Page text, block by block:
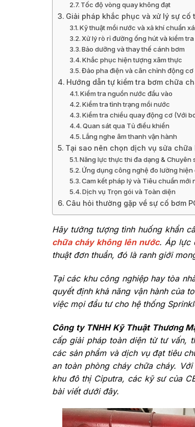
Tốc độ vòng quay không đạt
Giải pháp khắc phục và xử lý sự cố
Kỹ thuật mồi nước và xả khí chuẩn
Xử lý rò rỉ đường ống hút và kiểm
Bảo dưỡng và thay thế cánh bơm
Khắc phục hiện tượng xâm thực
Đảo pha điện và cân chỉnh động cơ
Hướng dẫn tự kiểm tra bơm chữa
Kiểm tra nguồn nước đầu vào
Kiểm tra tình trạng mồi nước
Kiểm tra chiều quay động cơ (Với
Quan sát qua Tủ điều khiển
Lắng nghe âm thanh vận hành
Tại sao nên chọn dịch vụ sửa chữa
Năng lực thực thi đa dạng & Chuyên
Ứng dụng công nghệ đo lường hiện
Cam kết pháp lý và Tiêu chuẩn mới
Dịch vụ Trọn gói và Toàn diện
Câu hỏi thường gặp về sự cố bơm
Hãy tưởng tượng tình huống khẩn
chữa cháy không lên nước. Áp lực
thuật đơn thuần, đó là ranh giới
Tại các khu công nghiệp hay tòa
quyết định khả năng vận hành của
việc mọi đầu tư cho hệ thống
Công ty TNHH Kỹ Thuật Thương
cấp giải pháp toàn diện từ tư vấn,
các sản phẩm và dịch vụ đạt tiêu
an toàn phòng cháy chữa cháy.
khu đô thị Ciputra, các kỹ sư của
bài viết dưới đây.